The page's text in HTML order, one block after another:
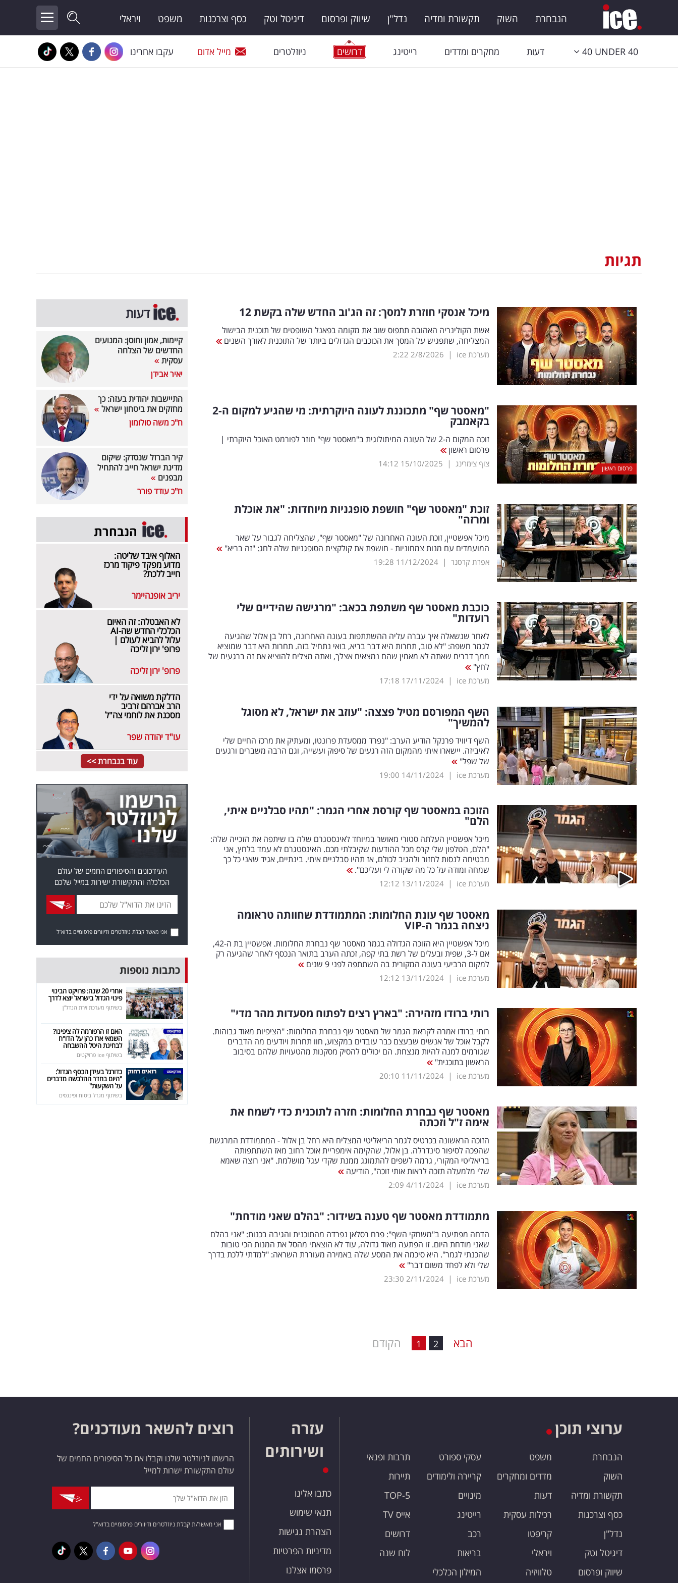
הנבחרת השוק תקשורת ומדיה נדל"ן שיווק ופרסום דיגיטל וטק כסף וצרכנות משפט ויראלי
40 UNDER 40 דעות מחקרים ומדדים רייטינג דרושים ניוזלטרים מייל אדום עקבו אחרינו
תגיות
מיכל אנסקי חוזרת למסך: זה הג'וב החדש שלה בקשת 12
אשת הקולינריה האהובה תתפוס שוב את מקומה בפאנל השופטים של תוכנית הבישול
המצליחה, שתפגיש על המסך את הכוכבים הגדולים ביותר של התוכנית לאורך השנים
מערכת ice |
2/8/2026
2:22
פרסום ראשון
"מאסטר שף" מתכוננת לעונה היוקרתית: מי שהגיע למקום ה-2
בקאמבק
זוכה המקום ה-2 של העונה המיתולוגית ב"מאסטר שף" חוזר לפורמט האוכל היוקרתי |
פרסום ראשון
צוף צימרינג |
15/10/2025
14:12
זוכת "מאסטר שף" חושפת סופגניות מיוחדות: "את אוכלת
ומרזה"
מיכל אפשטיין, זוכת העונה האחרונה של "מאסטר שף", שהצליחה לגבור על שאר
המועמדים עם מנות צמחוניות - חושפת את קולקצית הסופגניות שלה לחג: "זה בריא"
אפרת קרסנר |
11/12/2024
19:28
כוכבת מאסטר שף משתפת בכאב: "מרגישה שהידיים שלי
רועדות"
לאחר שנשאלה איך עברה עליה ההשתתפות בעונה האחרונה, רחל בן אלול שהגיעה
לגמר חשפה: "לא טוב, תחרות היא דבר בריא, בואי נתחיל בזה. תחרות היא דבר שמוציא
ממך דברים שאתה לא מאמין שהם נמצאים אצלך, ואתה מצליח להוציא את זה ברגעים של
לחץ"
מערכת ice |
17/11/2024
17:18
השף המפורסם מטיל פצצה: "עוזב את ישראל, לא מסוגל
להמשיך"
השף דיוויד פרנקל הודיע הערב: "נפרד ממסעדת פרונטו, ומעתיק את מרכז החיים שלי
לאיביזה. יישארו איתי מהמקום הזה רגעים של סיפוק ועשייה, וגם הרבה משברים ורגעים
של שפל"
מערכת ice |
14/11/2024
19:00
הזוכה במאסטר שף קורסת אחרי הגמר: "תהיו סבלניים איתי,
הלם"
מיכל אפשטיין העלתה סטורי מאושר במיוחד לאינסטגרם שלה בו שיתפה את הזכייה שלה:
"הלם, הטלפון שלי קרס מכל ההודעות שקיבלתי מכם. האינסטגרם לא עמד בלחץ, אני
מבטיחה לנסות לחזור ולהגיב לכולם, אז תהיו סבלניים איתי. בינתיים, אגיד שאני כל כך
שמחה ומודה על כל מה שקורה לי ועליכם".
מערכת ice |
13/11/2024
12:12
מאסטר שף עונת החלומות: המתמודדת שחוותה טראומה
ניצחה בגמר ה-VIP
מיכל אפשטיין היא הזוכה הגדולה בגמר מאסטר שף נבחרת החלומות. אפשטיין בת ה-42,
אם ל-3, שפית ובעלים של רשת בתי קפה, זכתה הערב בתואר הנכסף לאחר שהגיעה רק
למקום הרביעי בעונה המקורית בה השתתפה לפני 9 שנים
מערכת ice |
13/11/2024
12:12
רותי ברודו מזהירה: "בארץ רצים לפתוח מסעדות מהר מדי"
רותי ברודו אמרה לקראת הגמר של מאסטר שף נבחרת החלומות: "הציפיות מאוד גבוהות.
לקבל אוכל של אנשים שבעצם כבר עובדים במקצוע, חוו תחרות ויודעים מה הדברים
שגורמים למנה להיות מנצחת. הם יכולים להסיק מסקנות מהטעויות שלהם בסיבוב
הראשון בתוכנית"
מערכת ice |
11/11/2024
20:10
מאסטר שף נבחרת החלומות: חזרה לתוכנית כדי לשמח את
אימה ז"ל וזכתה
הזוכה הראשונה בכרטיס לגמר הריאליטי המצליח היא רחל בן אלול - המתמודדת המרגשת
שהפכה לסיפור סינדרלה. בן אלול, שהקימה אימפריית אוכל רחוב מאז השתתפותה
בריאליטי המקורי, גרמה לשפים להתמוגג ממנת שקדי עגל מושלמת. "אני רוצה שאמא
שלי מלמעלה תזכה לראות אותי זוכה", הודיעה
מערכת ice |
4/11/2024
2:09
מתמודדת מאסטר שף טענה בשידור: "בהלם שאני מודחת"
הדחה מפתיעה ב"משחקי השף": פרח רסלאן נפרדה מהתוכנית והגיבה בכנות: "אני בהלם
שאני מודחת היום. זו הפתעה מאוד גדולה, עוד לא הוצאתי מהסל את המנות הכי טובות
שהכנתי לגמר". היא סיכמה את המסע שלה באמירה מעוררת השראה: "למדתי ללכת בדרך
שלי ולא לפחד משום דבר"
מערכת ice |
2/11/2024
23:30
הקודם 1 2 הבא
דעות
קיימות, אמון וחוסן: המנועים
החדשים של הצלחה
עסקית
יאיר אבידן
התיישבות יהודית בעזה: כך
מחזקים את ביטחון ישראל
ח"כ משה סולומון
קיר הברזל שנסדק: שיקום
מדינת ישראל חייב להתחיל
מבפנים
ח"כ עודד פורר
הנבחרת
האלוף איבד שליטה:
מדוע מפקד פיקוד מרכז
חייב ללכת?
יריב אופנהיימר
לא האבטלה: זה האיום
הכלכלי החדש שה-AI
עלול להביא לעולם |
פרופ' ירון זליכה
פרופ' ירון זליכה
הדלקת משואה על ידי
הרב אברהם זרביב
מסכנת את לוחמי צה"ל
עו"ד יהודה שפר
עוד בנבחרת >>
העידכונים והסיפורים החמים של עולם
הכלכלה והתקשורת ישירות במייל שלכם
אני מאשר קבלת ניוזלטרים ודיוורים פרסומיים בדוא"ל
כתבות נוספות
אחרי 20 שנה: פרויקט הבינוי
פינוי הגדול בישראל יוצא לדרך
בשיתוף מערכת זירת הנדל"ן
האם זו הרפורמה לה ציפינו?
השמאי ארז כהן על הדו"ח
לבחינת היטל ההשבחה
בשיתוף ice פרויקטים
כדורגל בעידן הכסף הגדול:
"היום בחדר ההלבשה מדברים
על השקעות"
בשיתוף מגדל ביטוח ופיננסים
ערוצי תוכן
הנבחרת
השוק
תקשורת ומדיה
כסף וצרכנות
נדל"ן
דיגיטל וטק
שיווק ופרסום
משפט
מדדים ומחקרים
דעות
רכילות עסקית
קריפטו
ויראלי
טלוויזיה
עסקי ספורט
קריירה ולימודים
מינויים
רייטינג
רכב
בריאות
המילון הכלכלי
תרבות ופנאי
תיירות
TOP-5
אייס TV
דרושים
לוח שנה
עזרה
ושירותים
כתבו אלינו
תנאי שימוש
הצהרת נגישות
מדיניות הפרטיות
פרסמו אצלנו
רוצים להשאר מעודכנים?
הרשמו לניוזלטר שלנו וקבלו את כל הסיפורים החמים של
עולם התקשורת ישרות למייל
אני מאשר/ת קבלת ניוזלטרים ודיוורים פרסומיים בדוא"ל